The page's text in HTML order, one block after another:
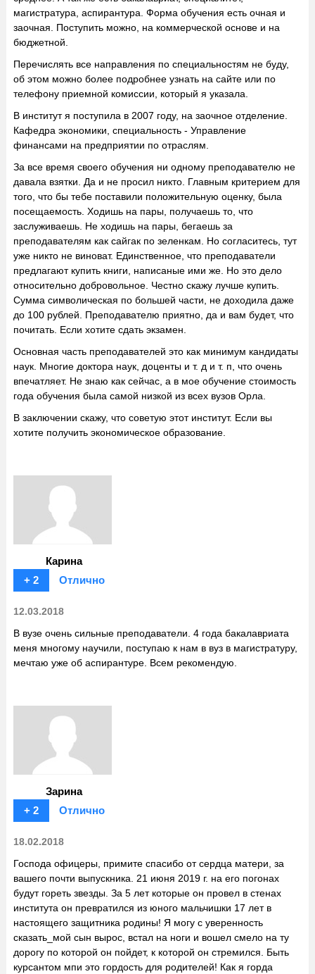
магистратура, аспирантура. Форма обучения есть очная и
заочная. Поступить можно, на коммерческой основе и на
бюджетной.
Перечислять все направления по специальностям не буду,
об этом можно более подробнее узнать на сайте или по
телефону приемной комиссии, который я указала.
В институт я поступила в 2007 году, на заочное отделение.
Кафедра экономики, специальность - Управление
финансами на предприятии по отраслям.
За все время своего обучения ни одному преподавателю не
давала взятки. Да и не просил никто. Главным критерием для
того, что бы тебе поставили положительную оценку, была
посещаемость. Ходишь на пары, получаешь то, что
заслуживаешь. Не ходишь на пары, бегаешь за
преподавателям как сайгак по зеленкам. Но согласитесь, тут
уже никто не виноват. Единственное, что преподаватели
предлагают купить книги, написаные ими же. Но это дело
относительно добровольное. Честно скажу лучше купить.
Сумма символическая по большей части, не доходила даже
до 100 рублей. Преподавателю приятно, да и вам будет, что
почитать. Если хотите сдать экзамен.
Основная часть преподавателей это как минимум кандидаты
наук. Многие доктора наук, доценты и т. д и т. п, что очень
впечатляет. Не знаю как сейчас, а в мое обучение стоимость
года обучения была самой низкой из всех вузов Орла.
В заключении скажу, что советую этот институт. Если вы
хотите получить экономическое образование.
Карина
+ 2
Отлично
12.03.2018
В вузе очень сильные преподаватели. 4 года бакалавриата
меня многому научили, поступаю к нам в вуз в магистратуру,
мечтаю уже об аспирантуре. Всем рекомендую.
Зарина
+ 2
Отлично
18.02.2018
Господа офицеры, примите спасибо от сердца матери, за
вашего почти выпускника. 21 июня 2019 г. на его погонах
будут гореть звезды. За 5 лет которые он провел в стенах
института он превратился из юного мальчишки 17 лет в
настоящего защитника родины! Я могу с уверенность
сказать_мой сын вырос, встал на ноги и вошел смело на ту
дорогу по которой он пойдет, к которой он стремился. Быть
курсантом мпи это гордость для родителей! Как я горда